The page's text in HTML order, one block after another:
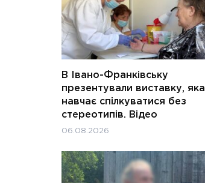
В Івано-Франківську
презентували виставку, яка
навчає спілкуватися без
стереотипів. Відео
06.08.2026